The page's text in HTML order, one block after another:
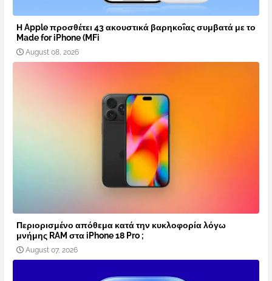
Η Apple προσθέτει 43 ακουστικά βαρηκοΐας συμβατά με το
Made for iPhone (MFi
August 08, 2026
Περιορισμένο απόθεμα κατά την κυκλοφορία λόγω
μνήμης RAM στα iPhone 18 Pro ;
August 07, 2026